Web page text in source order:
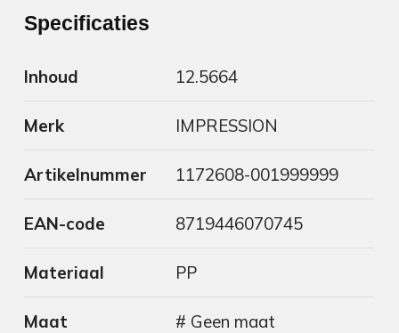
Specificaties
Inhoud 12.5664
Merk IMPRESSION
Artikelnummer 1172608-001999999
EAN-code 8719446070745
Materiaal PP
Maat # Geen maat